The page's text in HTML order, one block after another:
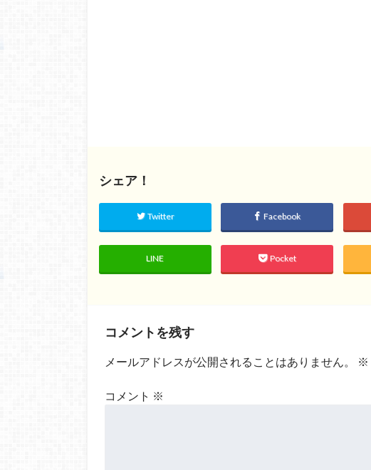
シェア！
Twitter Facebook
LINE Pocket
コメントを残す
メールアドレスが公開されることはありません。 ※
コメント ※